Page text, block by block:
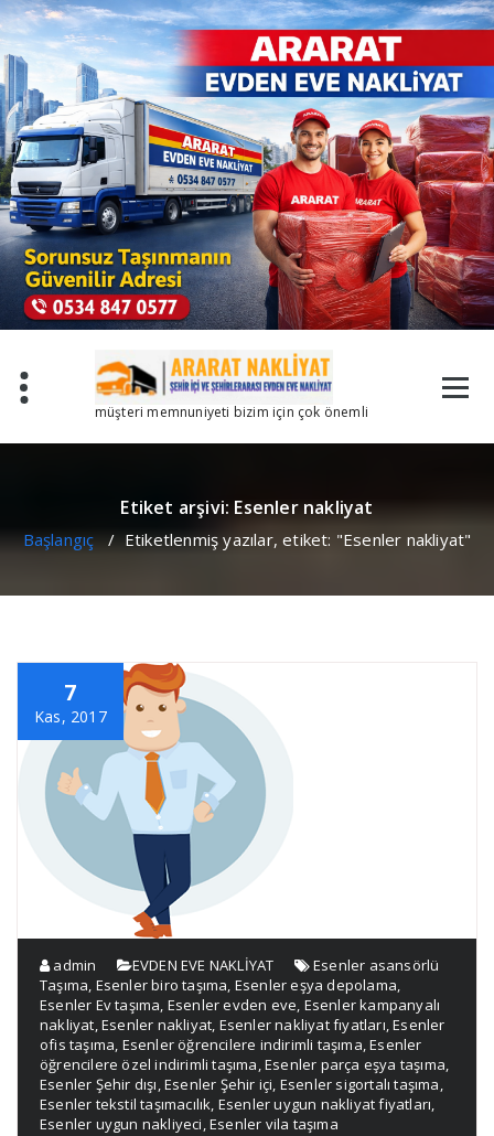
İçeriğe
geç
müşteri memnuniyeti bizim için çok önemli
Etiket arşivi: Esenler nakliyat
Başlangıç /Etiketlenmiş yazılar, etiket: "Esenler nakliyat"
7
Kas, 2017
admin EVDEN EVE NAKLİYAT
Esenler asansörlü
Taşıma, Esenler biro taşıma, Esenler eşya depolama,
Esenler Ev taşıma, Esenler evden eve, Esenler kampanyalı
nakliyat,Esenler nakliyat, Esenler nakliyat fıyatları,Esenler
ofis taşıma, Esenler öğrencilere indirimli taşıma,Esenler
öğrencilere özel indirimli taşıma,Esenler parça eşya taşıma,
Esenler Şehir dışı,Esenler Şehir içi, Esenler sigortalı taşıma,
Esenler tekstil taşımacılık, Esenler uygun nakliyat fiyatları,
Esenler uygun nakliyeci,Esenler vila taşıma